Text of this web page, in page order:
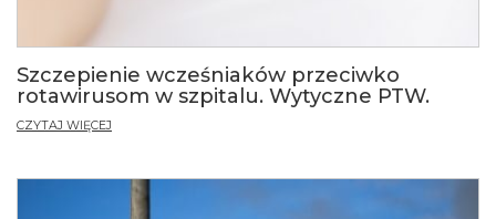
Szczepienie wcześniaków przeciwko
rotawirusom w szpitalu. Wytyczne PTW.
CZYTAJ WIĘCEJ